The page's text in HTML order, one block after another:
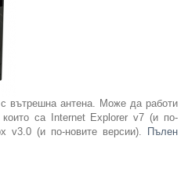
вътрешна антена. Може да работи
са Internet Explorer v7 (и по-
v3.0 (и по-новите версии).
Пълен